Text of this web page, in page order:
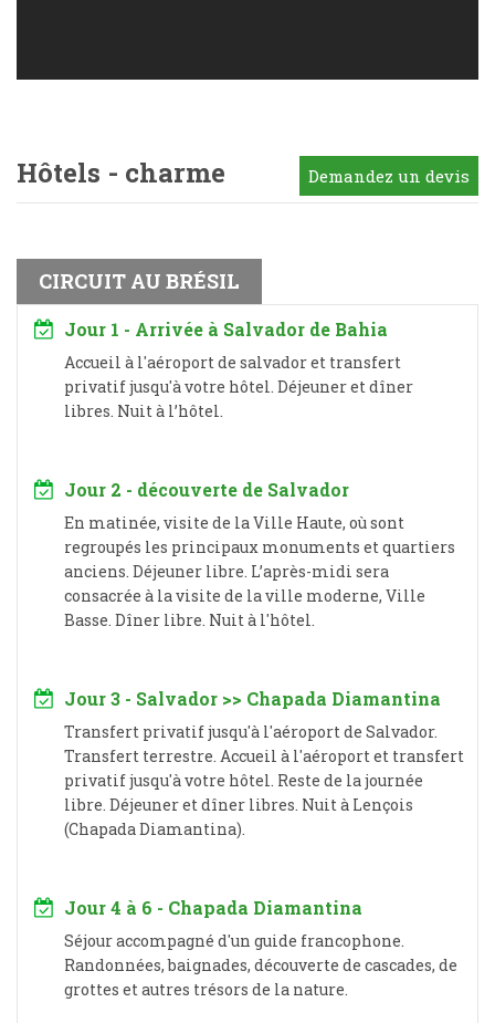
Hôtels - charme Demandez un devis
CIRCUIT AU BRÉSIL
Jour 1 - Arrivée à Salvador de Bahia
Accueil à l'aéroport de salvador et transfert
privatif jusqu'à votre hôtel. Déjeuner et dîner
libres. Nuit à l’hôtel.
Jour 2 - découverte de Salvador
En matinée, visite de la Ville Haute, où sont
regroupés les principaux monuments et quartiers
anciens. Déjeuner libre. L’après-midi sera
consacrée à la visite de la ville moderne, Ville
Basse. Dîner libre. Nuit à l'hôtel.
Jour 3 - Salvador >> Chapada Diamantina
Transfert privatif jusqu'à l'aéroport de Salvador.
Transfert terrestre. Accueil à l'aéroport et transfert
privatif jusqu'à votre hôtel. Reste de la journée
libre. Déjeuner et dîner libres. Nuit à Lençois
(Chapada Diamantina).
Jour 4 à 6 - Chapada Diamantina
Séjour accompagné d'un guide francophone.
Randonnées, baignades, découverte de cascades, de
grottes et autres trésors de la nature.